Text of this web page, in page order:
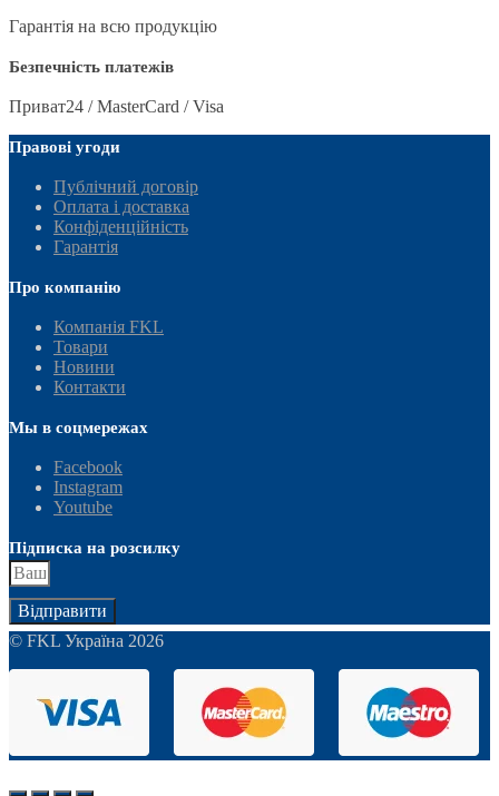
Гарантія на всю продукцію
Безпечність платежів
Приват24 / MasterCard / Visa
Правові угоди
Публічний договір
Оплата і доставка
Конфіденційність
Гарантія
Про компанію
Компанія FKL
Товари
Новини
Контакти
Мы в соцмережах
Facebook
Instagram
Youtube
Підписка на розсилку
Відправити
© FKL Україна 2026